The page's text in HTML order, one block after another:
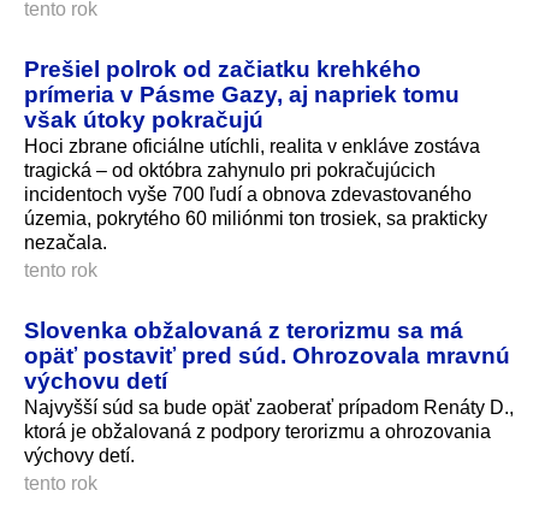
tento rok
Prešiel polrok od začiatku krehkého
prímeria v Pásme Gazy, aj napriek tomu
však útoky pokračujú
Hoci zbrane oficiálne utíchli, realita v enkláve zostáva
tragická – od októbra zahynulo pri pokračujúcich
incidentoch vyše 700 ľudí a obnova zdevastovaného
územia, pokrytého 60 miliónmi ton trosiek, sa prakticky
nezačala.
tento rok
Slovenka obžalovaná z terorizmu sa má
opäť postaviť pred súd. Ohrozovala mravnú
výchovu detí
Najvyšší súd sa bude opäť zaoberať prípadom Renáty D.,
ktorá je obžalovaná z podpory terorizmu a ohrozovania
výchovy detí.
tento rok